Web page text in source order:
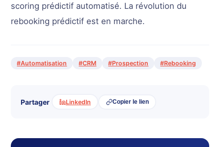
scoring prédictif automatisé. La révolution du
rebooking prédictif est en marche.
#Automatisation #CRM #Prospection #Rebooking
Partager LinkedIn Copier le lien